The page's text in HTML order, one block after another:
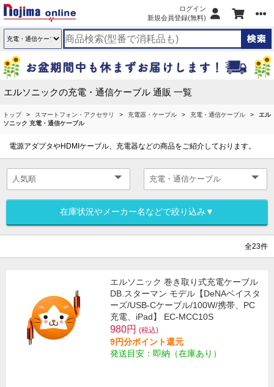
ログイン
新規会員登録(無料)
エルソニックの充電・通信ケーブル 通販 一覧
トップ スマートフォン・アクセサリ 充電器・ケーブル 充電・通信ケーブル
エル
ソニック 充電・通信ケーブル
電源アダプタやHDMIケーブル、充電器などの商品をご紹介しております。
在庫状況やメーカー名などで絞り込み▼
全23件
エルソニック 巻き取り式充電ケーブル
DB.スターマン モデル【DeNAベイスタ
ーズ/USB-Cケーブル/100W/携帯、PC
充電、iPad】 EC-MCC10S
980円 (税込)
9円分ポイント還元
発送目安：即納（在庫あり）